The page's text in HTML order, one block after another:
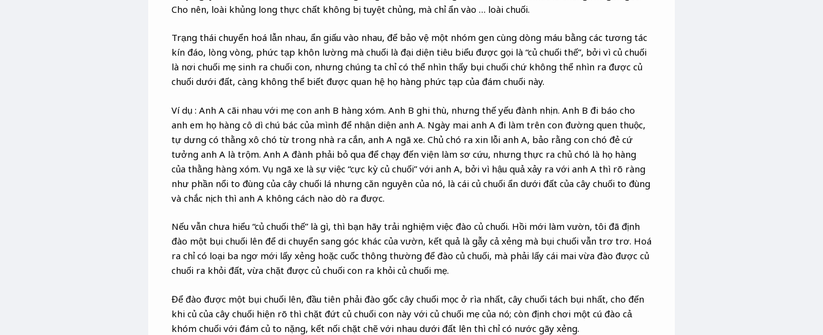
Cho nên, loài khủng long thực chất không bị tuyệt chủng, mà chỉ ẩn vào … loài chuối.
Trạng thái chuyển hoá lẫn nhau, ẩn giấu vào nhau, để bảo vệ một nhóm gen cùng dòng máu bằng các tương tác
kín đáo, lòng vòng, phức tạp khôn lường mà chuối là đại diện tiêu biểu được gọi là “củ chuối thế”, bởi vì củ chuối
là nơi chuối mẹ sinh ra chuối con, nhưng chúng ta chỉ có thể nhìn thấy bụi chuối chứ không thể nhìn ra được củ
chuối dưới đất, càng không thể biết được quan hệ họ hàng phức tạp của đám chuối này.
Ví dụ : Anh A cãi nhau với mẹ con anh B hàng xóm. Anh B ghi thù, nhưng thế yếu đành nhịn. Anh B đi báo cho
anh em họ hàng cô dì chú bác của mình để nhận diện anh A. Ngày mai anh A đi làm trên con đường quen thuộc,
tự dưng có thằng xô chó từ trong nhà ra cắn, anh A ngã xe. Chủ chó ra xin lỗi anh A, bảo rằng con chó đẻ cứ
tưởng anh A là trộm. Anh A đành phải bỏ qua để chạy đến viện làm sơ cứu, nhưng thực ra chủ chó là họ hàng
của thằng hàng xóm. Vụ ngã xe là sự việc “cực kỳ củ chuối” với anh A, bởi vì hậu quả xảy ra với anh A thì rõ ràng
như phần nổi to đùng của cây chuối lá nhưng căn nguyên của nó, là cái củ chuối ẩn dưới đất của cây chuối to đùng
và chắc nịch thì anh A không cách nào dò ra được.
Nếu vẫn chưa hiểu “củ chuối thế” là gì, thì bạn hãy trải nghiệm việc đào củ chuối. Hồi mới làm vườn, tôi đã định
đào một bụi chuối lên để di chuyển sang góc khác của vườn, kết quả là gẫy cả xẻng mà bụi chuối vẫn trơ trơ. Hoá
ra chỉ có loại ba ngơ mới lấy xẻng hoặc cuốc thông thường để đào củ chuối, mà phải lấy cái mai vừa đào được củ
chuối ra khỏi đất, vừa chặt được củ chuối con ra khỏi củ chuối mẹ.
Để đào được một bụi chuối lên, đầu tiên phải đào gốc cây chuối mọc ở rìa nhất, cây chuối tách bụi nhất, cho đến
khi củ của cây chuối hiện rõ thì chặt đứt củ chuối con này với củ chuối mẹ của nó; còn định chơi một cú đào cả
khóm chuối với đám củ to nặng, kết nối chặt chẽ với nhau dưới đất lên thì chỉ có nước gãy xẻng.